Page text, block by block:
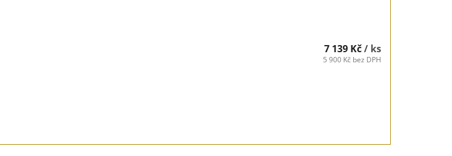
7 139 Kč/ ks
5 900 Kč bez DPH